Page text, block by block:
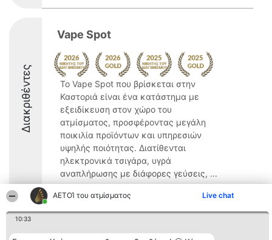
ΑΕΤΟΊ του ατμίσματος Live chat
10:33
Διακριθέντες
Vape Spot
Το Vape Spot που βρίσκεται στην
Καστοριά είναι ένα κατάστημα με
εξειδίκευση στον χώρο του
ατμίσματος, προσφέροντας μεγάλη
ποικιλία προϊόντων και υπηρεσιών
υψηλής ποιότητας. Διατίθενται
ηλεκτρονικά τσιγάρα, υγρά
αναπλήρωσης με διάφορες γεύσεις, ...
10